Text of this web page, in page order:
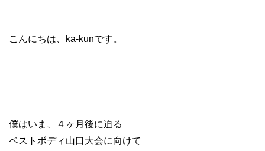
こんにちは、ka-kunです。
僕はいま、４ヶ月後に迫る
ベストボディ山口大会に向けて